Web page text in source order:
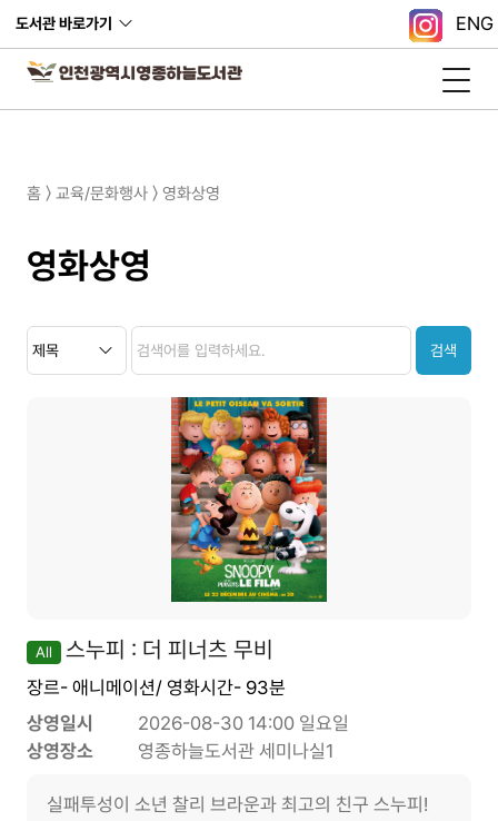
도서관 바로가기 ENG
홈 〉 교육/문화행사 〉 영화상영
영화상영
검
색
검
색
카
테
검
색
내
용
검색
All 스누피 : 더 피너츠 무비
장르- 애니메이션/ 영화시간- 93분
상영일시
2026-08-30 14:00 일요일
상영장소
영종하늘도서관 세미나실1
실패투성이 소년 찰리 브라운과 최고의 친구 스누피!